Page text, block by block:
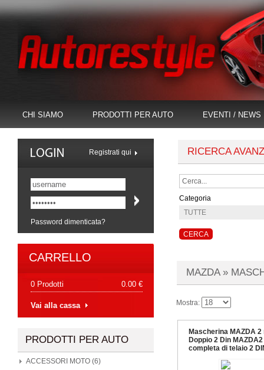
CHI SIAMO PRODOTTI PER AUTO EVENTI / NEWS
PRODOTTI PER AUTO
ACCESSORI MOTO (6)
Password dimenticata?
Registrati qui
CARRELLO
0 Prodotti 0.00 €
Vai alla cassa
MAZDA »
RICERCA
Categoria
Mostra:
Mascherina MAZDA 2
Doppio 2 Din
completa di telaio 2